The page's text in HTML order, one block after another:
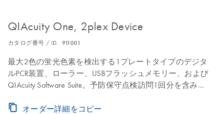
QIAcuity One, 2plex Device
カタログ番号 / ID. 911001
最大2色の蛍光色素を検出する1プレートタイプのデジタ
ルPCR装置、ローラー、USBフラッシュメモリー、および
QIAcuity Software Suite。予防保守点検訪問1回分を含みま
オーダー詳細をコピー